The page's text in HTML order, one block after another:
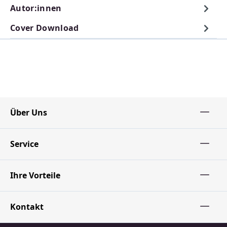
Autor:innen
Cover Download
Über Uns
Service
Ihre Vorteile
Kontakt